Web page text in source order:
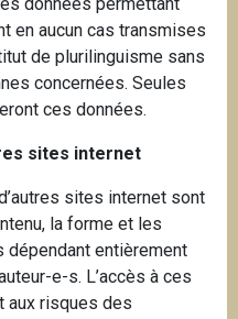
données permettant
en aucun cas transmises
de plurilinguisme sans
concernées. Seules
ces données.
sites internet
sites internet sont
la forme et les
entièrement
e-s. L’accès à ces
aux risques des